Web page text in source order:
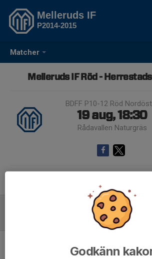
Matcher
Melleruds IF
P2014-2015
Melleruds IF Röd -
BDFF P10-12 Röd
19 aug, 18:30
Rådavallen Naturgräs
Inget skrivet
Godkänn